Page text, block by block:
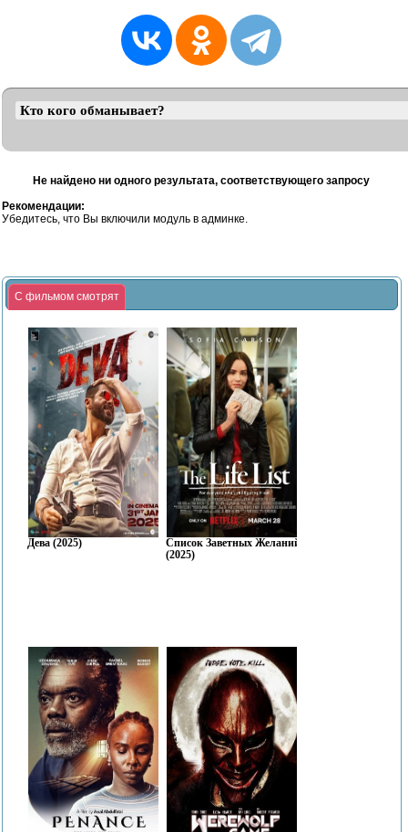
Не найдено ни одного результата, соответствующего запросу
Рекомендации:
Убедитесь, что Вы включили модуль в админке.
С фильмом смотрят
Дева (2025)
Список Заветных Желаний
(2025)